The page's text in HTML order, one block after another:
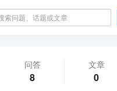
问答
8
文章
0